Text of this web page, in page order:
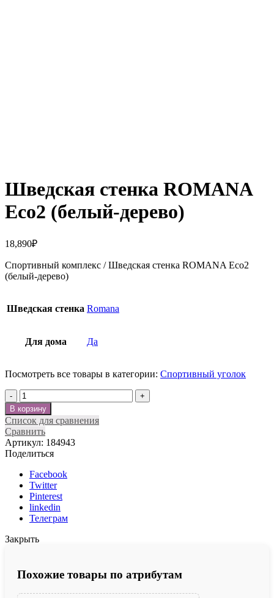
Шведская стенка ROMANA
Eco2 (белый-дерево)
18,890₽
Спортивный комплекс / Шведская стенка ROMANA Eco2
(белый-дерево)
Шведская стенка Romana
Для дома Да
Посмотреть все товары в категории: Cпортивный уголок
Количество
В корзину
Список для сравнения
Сравнить
Артикул: 184943
Поделиться
Facebook
Twitter
Pinterest
linkedin
Телеграм
Закрыть
Похожие товары по атрибутам